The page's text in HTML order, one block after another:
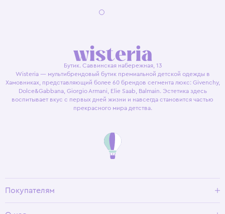
Бутик. Саввинская набережная, 13
Wisteria — мультибрендовый бутик премиальной детской одежды в
Хамовниках, представляющий более 60 брендов сегмента люкс: Givenchy,
Dolce&Gabbana, Giorgio Armani, Elie Saab, Balmain. Эстетика здесь
воспитывает вкус с первых дней жизни и навсегда становится частью
прекрасного мира детства.
Покупателям